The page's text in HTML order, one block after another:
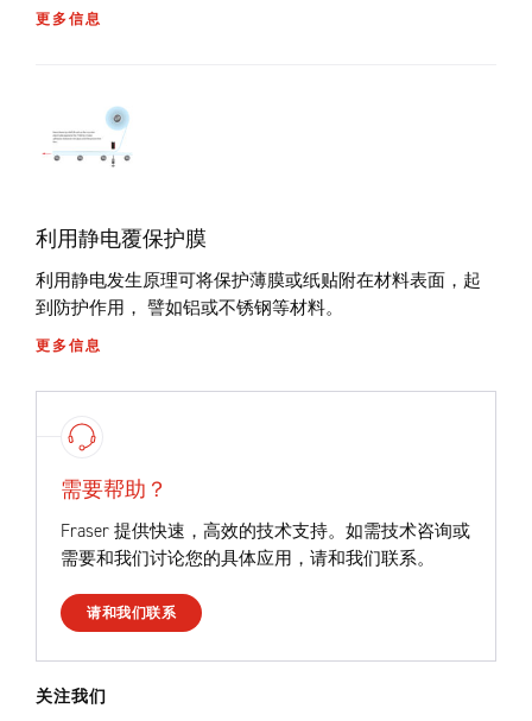
更多信息
利用静电覆保护膜
利用静电发生原理可将保护薄膜或纸贴附在材料表面，起
到防护作用， 譬如铝或不锈钢等材料。
更多信息
需要帮助？
Fraser 提供快速，高效的技术支持。如需技术咨询或
需要和我们讨论您的具体应用，请和我们联系。
请和我们联系
关注我们